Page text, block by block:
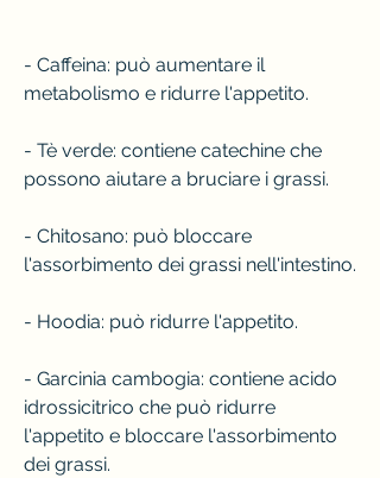
- Caffeina: può aumentare il
metabolismo e ridurre l'appetito.
- Tè verde: contiene catechine che
possono aiutare a bruciare i grassi.
- Chitosano: può bloccare
l'assorbimento dei grassi nell'intestino.
- Hoodia: può ridurre l'appetito.
- Garcinia cambogia: contiene acido
idrossicitrico che può ridurre
l'appetito e bloccare l'assorbimento
dei grassi.